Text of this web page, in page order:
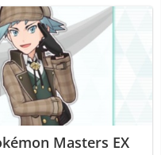
Masters EX